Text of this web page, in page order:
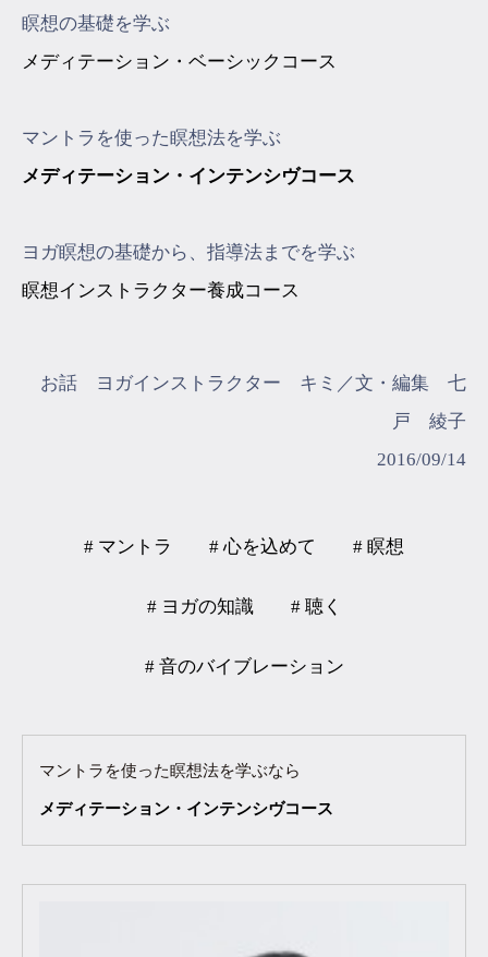
瞑想の基礎を学ぶ
メディテーション・ベーシックコース
マントラを使った瞑想法を学ぶ
メディテーション・インテンシヴコース
ヨガ瞑想の基礎から、指導法までを学ぶ
瞑想インストラクター養成コース
お話 ヨガインストラクター キミ／文・編集 七
戸 綾子
2016/09/14
# マントラ # 心を込めて # 瞑想
# ヨガの知識 # 聴く
# 音のバイブレーション
マントラを使った瞑想法を学ぶなら
メディテーション・インテンシヴコース